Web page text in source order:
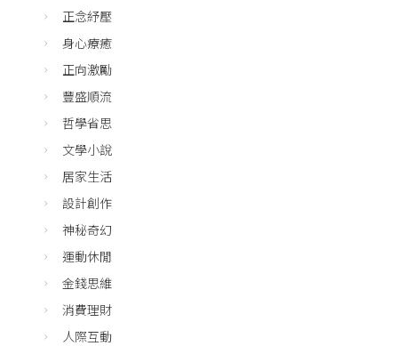
正念紓壓
身心療癒
正向激勵
豐盛順流
哲學省思
文學小說
居家生活
設計創作
神秘奇幻
運動休閒
金錢思維
消費理財
人際互動